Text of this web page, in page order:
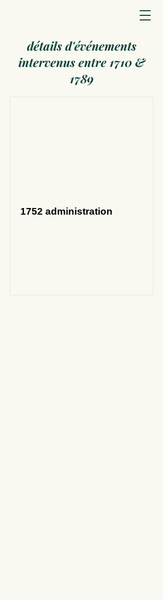
détails d'événements
intervenus entre 1710 &
1789
1752 administration